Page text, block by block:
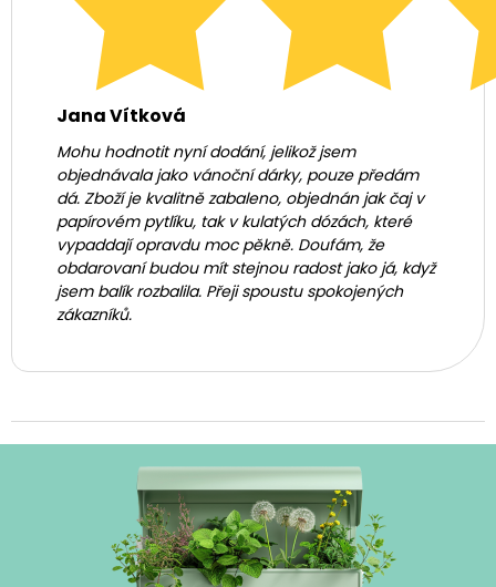
Jana Vítková
Mohu hodnotit nyní dodání, jelikož jsem
objednávala jako vánoční dárky, pouze předám
dá. Zboží je kvalitně zabaleno, objednán jak čaj v
papírovém pytlíku, tak v kulatých dózách, které
vypaddají opravdu moc pěkně. Doufám, že
obdarovaní budou mít stejnou radost jako já, když
jsem balík rozbalila. Přeji spoustu spokojených
zákazníků.